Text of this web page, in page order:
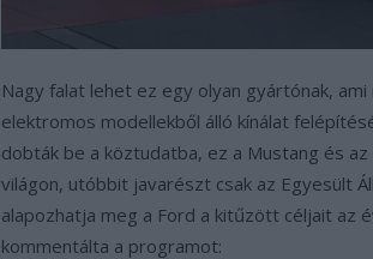
Nagy falat lehet ez egy olyan gyártónak,
elektromos modellekből álló kínálat
dobták be a köztudatba, ez a Mustang és
világon, utóbbit javarészt csak az Egyesült
alapozhatja meg a Ford a kitűzött céljait az
kommentálta a programot: